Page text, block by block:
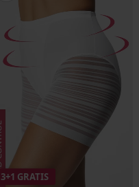
3+1 GRATIS